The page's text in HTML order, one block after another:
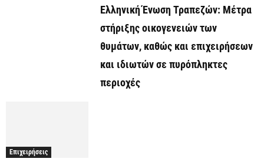
Ελληνική Ένωση Τραπεζών: Μέτρα
στήριξης οικογενειών των
θυμάτων, καθώς και επιχειρήσεων
και ιδιωτών σε πυρόπληκτες
περιοχές
Επιχειρήσεις